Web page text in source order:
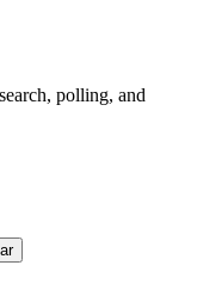
polling, and